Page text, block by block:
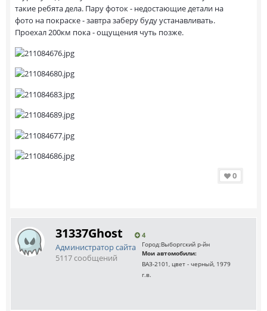
такие ребята дела. Пару фоток - недостающие детали на
фото на покраске - завтра заберу буду устанавливать.
Проехал 200км пока - ощущения чуть позже.
0
31337Ghost 4
Администратор сайта
5117 сообщений
Город:Выборгский р-йн
Мои автомобили:
ВАЗ-2101, цвет - черный, 1979
г.в.